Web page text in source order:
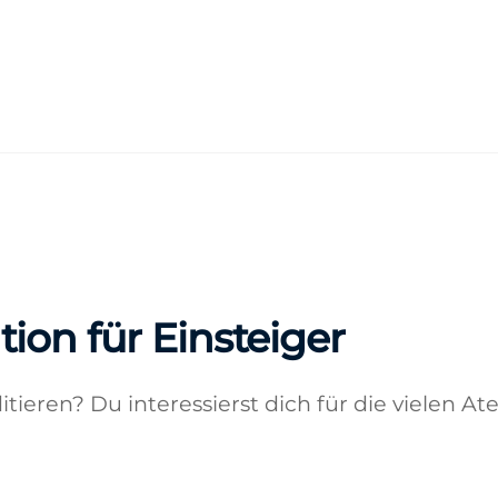
für Einsteiger
Du interessierst dich für die vielen